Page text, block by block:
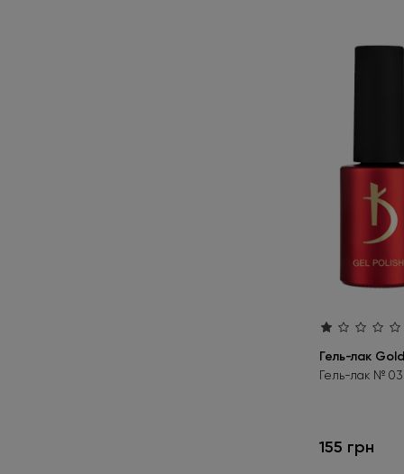
Гель-лак
Гель-лак № 03
155 грн